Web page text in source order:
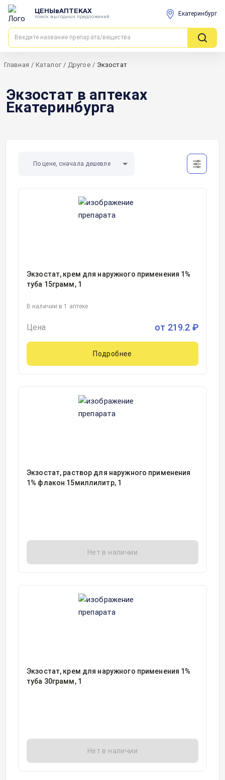
ЦЕНЫвАПТЕКАХ
поиск выгодных предложений Екатеринбург
Главная / Каталог / Другое / Экзостат
Экзостат в аптеках
Екатеринбурга
По цене, сначала дешевле
Экзостат, крем для наружного применения 1%
туба 15грамм, 1
В наличии в 1 аптеке
Цена от 219.2 ₽
Подробнее
Экзостат, раствор для наружного применения
1% флакон 15миллилитр, 1
Нет в наличии
Экзостат, крем для наружного применения 1%
туба 30грамм, 1
Нет в наличии